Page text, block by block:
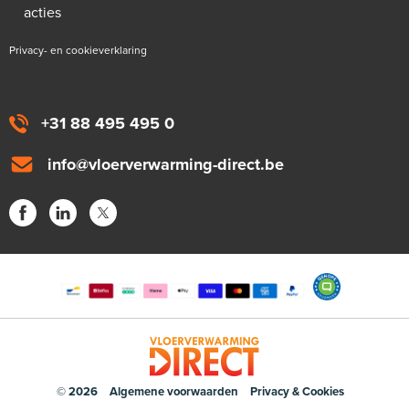
+31 88 495 495 0
info@vloerverwarming-direct.be
acties
Privacy- en cookieverklaring
© 2026 Algemene voorwaarden Privacy & Cookies